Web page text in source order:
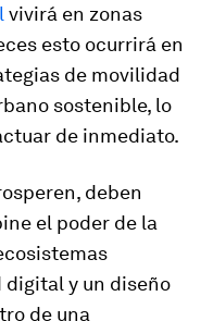
vivirá en zonas
esto ocurrirá en
de movilidad
sostenible, lo
de inmediato.
deben
el poder de la
y un diseño
de una